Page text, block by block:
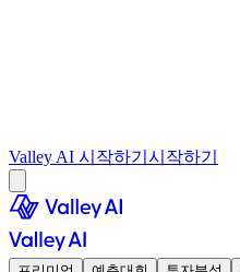
Valley AI 시작하기 시작하기